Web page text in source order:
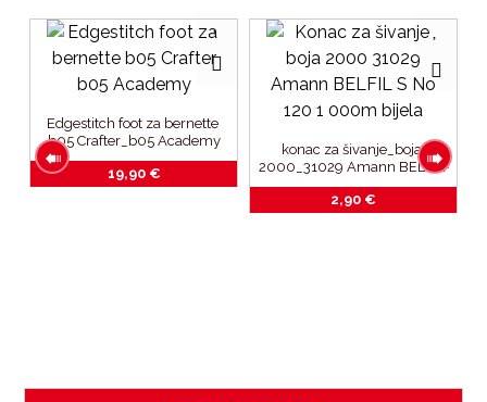
Edgestitch foot za bernette
b05 Crafter_b05 Academy
19,90 €
konac za šivanje_boja
2000_31029 Amann BELFIL-
S No.120_1.000m_bijela
2,90 €